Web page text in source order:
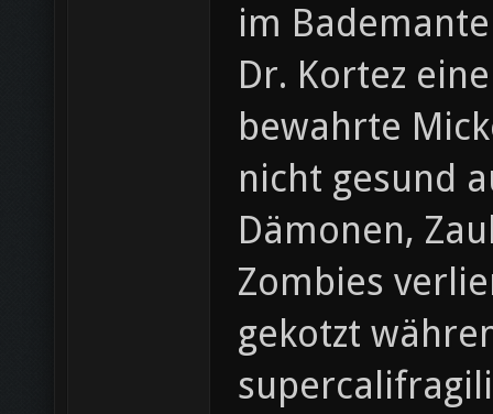
im
Dr. Kortez
bewahrte
nicht gesund
Dämonen,
Zombies
gekotzt